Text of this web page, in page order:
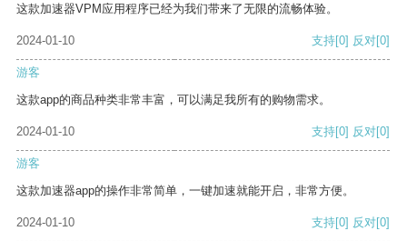
这款加速器VPM应用程序已经为我们带来了无限的流畅体验。
2024-01-10 支持[0] 反对[0]
游客
这款app的商品种类非常丰富，可以满足我所有的购物需求。
2024-01-10 支持[0] 反对[0]
游客
这款加速器app的操作非常简单，一键加速就能开启，非常方便。
2024-01-10 支持[0] 反对[0]